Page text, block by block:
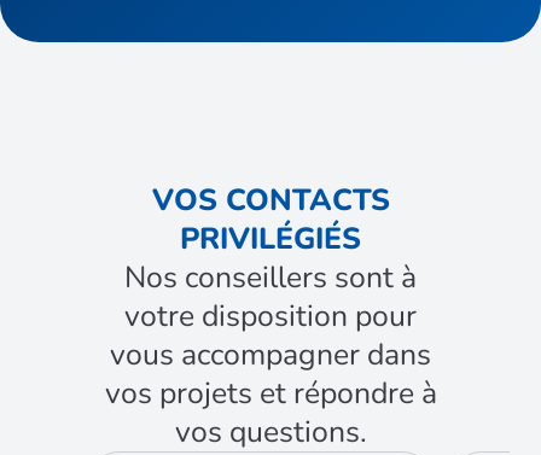
VOS CONTACTS
PRIVILÉGIÉS
Nos conseillers sont à
votre disposition pour
vous accompagner dans
vos projets et répondre à
vos questions.